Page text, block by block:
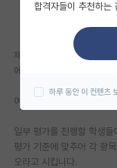
미국 유학 게시판
미국 대학원 합격
대학원 합격 후기
연구실(PI) 홍보
석박사 채용 정보
제가 있는 연구실에서 교
에게 시키고 있습니다.
여지껏 교수 본인은 한번도
일부 평가를 진행할 학생
평가 기준에 맞추어 각 항
오라고 시킵니다.
합격자들이 추천하는
하루 동안 이 컨텐츠